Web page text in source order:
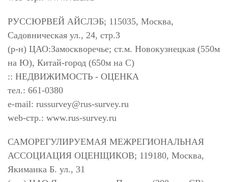
РУССЮРВЕЙ АЙСЛЭБ; 115035, Москва,
Садовническая ул., 24, стр.3
(р-н) ЦАО:Замоскворечье; ст.м. Новокузнецкая (550м
на Ю), Китай-город (650м на С)
:: НЕДВИЖИМОСТЬ - ОЦЕНКА
тел.: 661-0380
e-mail: russurvey@rus-survey.ru
web-стр.: www.rus-survey.ru
САМОРЕГУЛИРУЕМАЯ МЕЖРЕГИОНАЛЬНАЯ
АССОЦИАЦИЯ ОЦЕНЩИКОВ; 119180, Москва,
Якиманка Б. ул., 31